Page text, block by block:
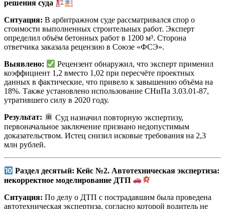
решения суда
Ситуация: В арбитражном суде рассматривался спор о
стоимости выполненных строительных работ. Эксперт
определил объём бетонных работ в 1200 м³. Сторона
ответчика заказала рецензию в Союзе «ФСЭ».
Выявлено:
Рецензент обнаружил, что эксперт применил
коэффициент 1,2 вместо 1,02 при пересчёте проектных
данных в фактические, что привело к завышению объёма на
18%. Также установлено использование СНиПа 3.03.01-87,
утратившего силу в 2020 году.
Результат:
Суд назначил повторную экспертизу,
первоначальное заключение признано недопустимым
доказательством. Истец снизил исковые требования на 2,3
млн рублей.
Раздел десятый: Кейс №2. Автотехническая экспертиза:
некорректное моделирование ДТП
Ситуация: По делу о ДТП с пострадавшим была проведена
автотехническая экспертиза, согласно которой водитель не